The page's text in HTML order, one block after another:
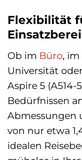
Flexibilität
Ob im Büro,
Universität
Aspire 5
Bedürfnissen
Abmessungen
von nur etwa
idealen